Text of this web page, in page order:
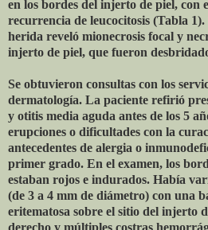
en los bordes del injerto de piel, con
recurrencia de leucocitosis (Tabla
herida reveló mionecrosis focal y
injerto de piel, que fueron
Se obtuvieron consultas con los
dermatología. La paciente refirió
y otitis media aguda antes de los 5
erupciones o dificultades con la
antecedentes de alergia o
primer grado. En el examen, los
estaban rojos e indurados. Había
(de 3 a 4 mm de diámetro) con una
eritematosa sobre el sitio del injerto
derecho y múltiples costras